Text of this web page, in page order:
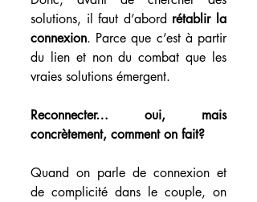
solutions, il faut d’abord rétablir la
connexion. Parce que c’est à partir
du lien et non du combat que les
vraies solutions émergent.
Reconnecter… oui, mais
concrètement, comment on fait?
Quand on parle de connexion et
de complicité dans le couple, on